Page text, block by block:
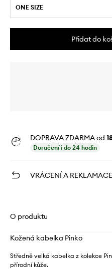
ONE SIZE
Přidat do
DOPRAVA ZDARMA od
Doručení i do 24 hodin
VRÁCENÍ A REKLAMACE
O produktu
Kožená kabelka Pinko
Středně velká kabelka z kolekce
přírodní kůže.